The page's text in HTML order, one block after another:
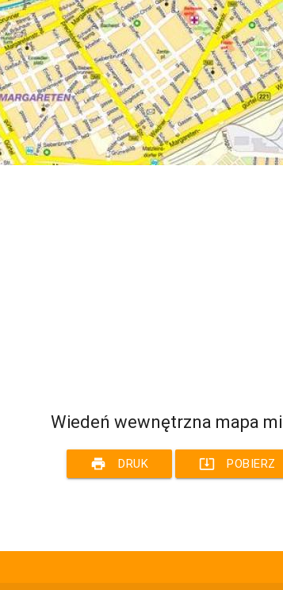
Wiedeń wewnętrzna mapa
print DRUK system_update_alt POBIERZ